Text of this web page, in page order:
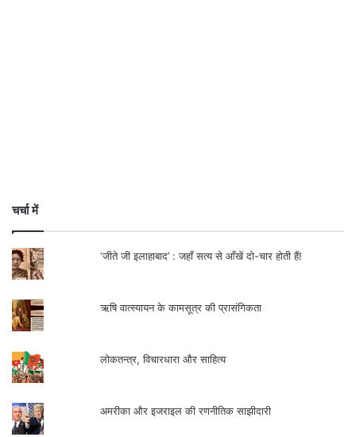
चर्चा में
‘जीते जी इलाहाबाद’ : जहाँ सत्य से आँखें दो-चार होती हैं!
ऋषि वात्स्यायन के कामसूत्र की प्रासंगिकता
लोकतन्त्र, विचारधारा और साहित्य
अमरीका और इजराइल की रणनीतिक साझीदारी